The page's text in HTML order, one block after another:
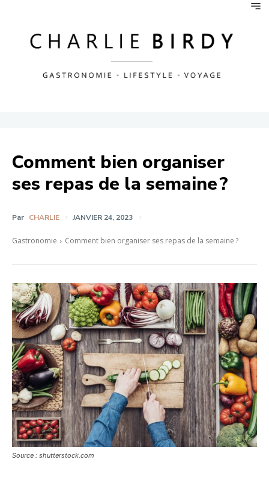
Comment bien organiser
ses repas de la semaine ?
Par CHARLIE JANVIER 24, 2023
Gastronomie Comment bien organiser ses repas de la semaine ?
Source : shutterstock.com